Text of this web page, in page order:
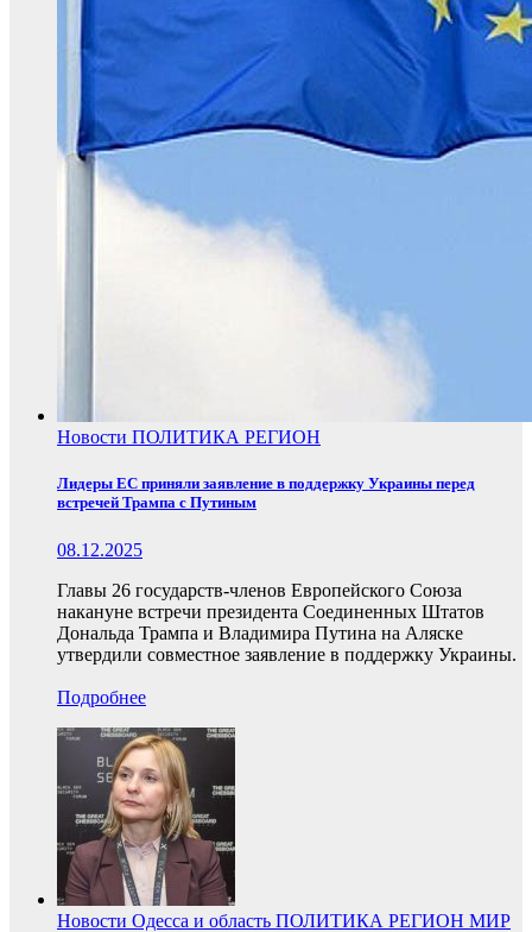
Новости ПОЛИТИКА РЕГИОН
Лидеры ЕС приняли заявление в поддержку Украины перед
встречей Трампа с Путиным
08.12.2025
Главы 26 государств-членов Европейского Союза
накануне встречи президента Соединенных Штатов
Дональда Трампа и Владимира Путина на Аляске
утвердили совместное заявление в поддержку Украины.
Подробнее
Новости Одесса и область ПОЛИТИКА РЕГИОН МИР